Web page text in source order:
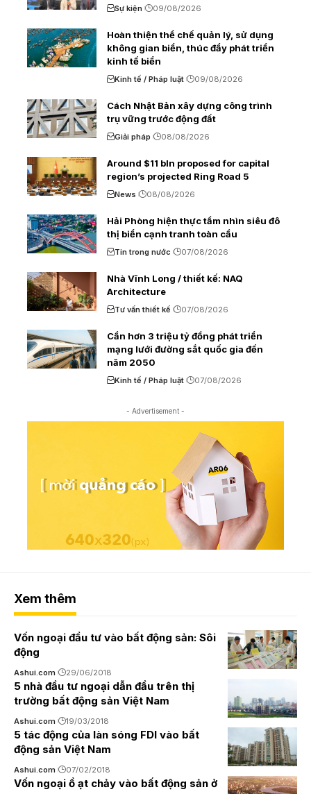
Sự kiện 09/08/2026
Hoàn thiện thể chế quản lý, sử dụng
không gian biển, thúc đẩy phát triển
kinh tế biển
Kinh tế / Pháp luật 09/08/2026
Cách Nhật Bản xây dựng công trình
trụ vững trước động đất
Giải pháp 08/08/2026
Around $11 bln proposed for capital
region’s projected Ring Road 5
News 08/08/2026
Hải Phòng hiện thực tầm nhìn siêu đô
thị biển cạnh tranh toàn cầu
Tin trong nước 07/08/2026
Nhà Vĩnh Long / thiết kế: NAQ
Architecture
Tư vấn thiết kế 07/08/2026
Cần hơn 3 triệu tỷ đồng phát triển
mạng lưới đường sắt quốc gia đến
năm 2050
Kinh tế / Pháp luật 07/08/2026
- Advertisement -
Xem thêm
Vốn ngoại đầu tư vào bất động sản: Sôi
động
Ashui.com 29/06/2018
5 nhà đầu tư ngoại dẫn đầu trên thị
trường bất động sản Việt Nam
Ashui.com 19/03/2018
5 tác động của làn sóng FDI vào bất
động sản Việt Nam
Ashui.com 07/02/2018
Vốn ngoại ồ ạt chảy vào bất động sản ở